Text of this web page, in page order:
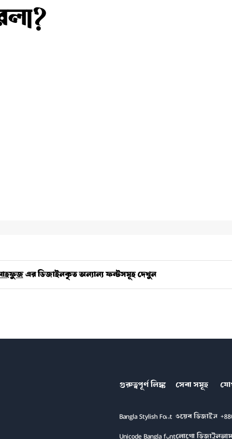
এর ডিজাইনকৃত অন্যান্য ফন্টসমূহ দেখুন
গুরুত্বপূর্ণ লিঙ্ক
Bangla Stylish Font
Unicode Bangla font
সেবা সমূহ
ওয়েব ডিজাইন
লোগো ডিজাইন